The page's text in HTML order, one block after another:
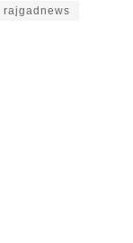
rajgadnews